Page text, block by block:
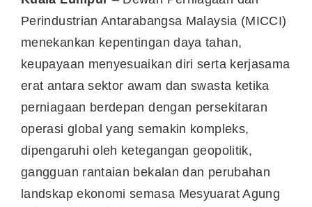
Perindustrian Antarabangsa Malaysia (MICCI)
menekankan kepentingan daya tahan,
keupayaan menyesuaikan diri serta kerjasama
erat antara sektor awam dan swasta ketika
perniagaan berdepan dengan persekitaran
operasi global yang semakin kompleks,
dipengaruhi oleh ketegangan geopolitik,
gangguan rantaian bekalan dan perubahan
landskap ekonomi semasa Mesyuarat Agung